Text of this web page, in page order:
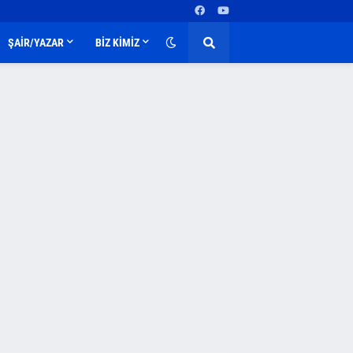
ŞAİR/YAZAR BİZ KİMİZ